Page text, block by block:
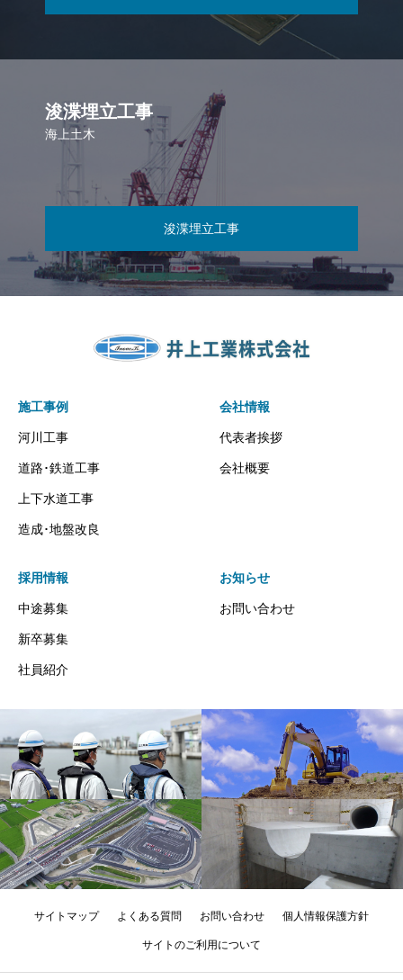
浚渫埋立工事
海上土木
浚渫埋立工事
施工事例
河川工事
道路･鉄道工事
上下水道工事
造成･地盤改良
会社情報
代表者挨拶
会社概要
採用情報
中途募集
新卒募集
社員紹介
お知らせ
お問い合わせ
サイトマップ よくある質問 お問い合わせ 個人情報保護方針
サイトのご利用について